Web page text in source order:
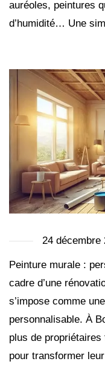
auréoles, peintures
d’humidité… Une
24 décembre
Peinture murale :
cadre d’une
s’impose comme
personnalisable. À
plus de
pour transformer